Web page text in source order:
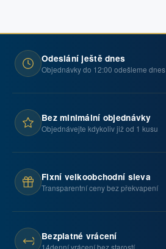
Odeslání ještě dnes
Objednávky do 12:00 odešleme dnes
Bez minimální objednávky
Objednávejte kdykoliv již od 1 kusu
Fixní velkoobchodní sleva
Transparentní ceny bez překvapení
Bezplatné vrácení
14denní vrácení bez starostí